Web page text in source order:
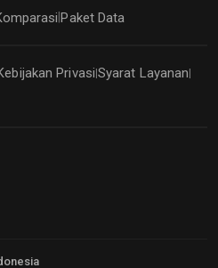
|Paket Data
Privasi|Syarat Layanan|